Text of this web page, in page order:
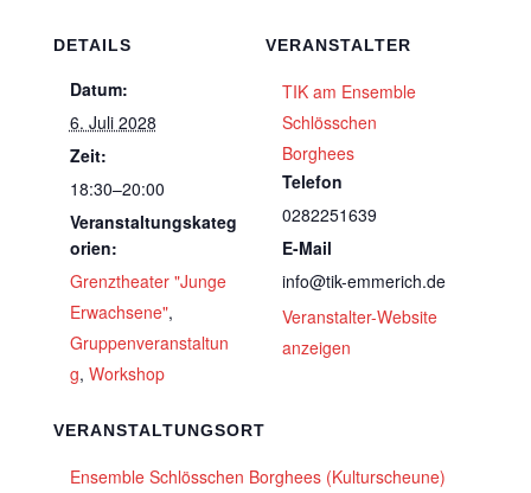
DETAILS
Datum:
6. Juli 2028
Zeit:
18:30–20:00
Veranstaltungskateg
orien:
Grenztheater "Junge
Erwachsene",
Gruppenveranstaltun
g, Workshop
VERANSTALTUNGSORT
Ensemble Schlösschen Borghees (Kulturscheune)
VERANSTALTER
TIK am Ensemble
Schlösschen
Borghees
Telefon
0282251639
E-Mail
info@tik-emmerich.de
Veranstalter-Website
anzeigen